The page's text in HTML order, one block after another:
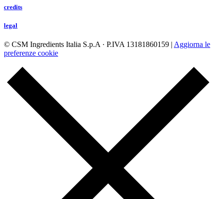
credits
legal
© CSM Ingredients Italia S.p.A · P.IVA 13181860159 | Aggiorna le
preferenze cookie